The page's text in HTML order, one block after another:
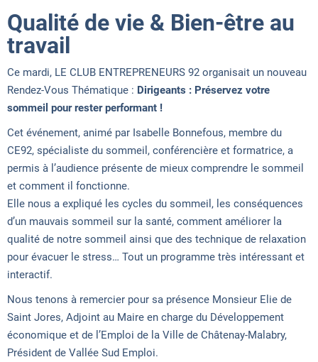
Qualité de vie & Bien-être au
travail
Ce mardi, LE CLUB ENTREPRENEURS 92 organisait un nouveau
Rendez-Vous Thématique : Dirigeants : Préservez votre
sommeil pour rester performant !
Cet événement, animé par Isabelle Bonnefous, membre du
CE92, spécialiste du sommeil, conférencière et formatrice, a
permis à l’audience présente de mieux comprendre le sommeil
et comment il fonctionne.
Elle nous a expliqué les cycles du sommeil, les conséquences
d’un mauvais sommeil sur la santé, comment améliorer la
qualité de notre sommeil ainsi que des technique de relaxation
pour évacuer le stress… Tout un programme très intéressant et
interactif.
Nous tenons à remercier pour sa présence Monsieur Elie de
Saint Jores, Adjoint au Maire en charge du Développement
économique et de l’Emploi de la Ville de Châtenay-Malabry,
Président de Vallée Sud Emploi.